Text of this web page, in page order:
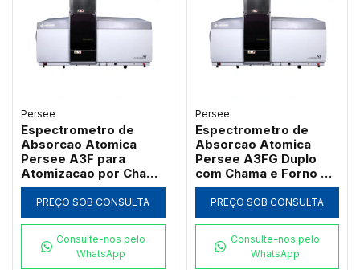
Persee
Espectrometro de
Absorcao Atomica
Persee A3F para
Atomizacao por Chama
com Queimador de
Titanio
PREÇO SOB CONSULTA
Consulte-nos pelo
WhatsApp
Persee
Espectrometro de
Absorcao Atomica
Persee A3FG Duplo
com Chama e Forno de
Grafite Transversal
PREÇO SOB CONSULTA
Consulte-nos pelo
WhatsApp